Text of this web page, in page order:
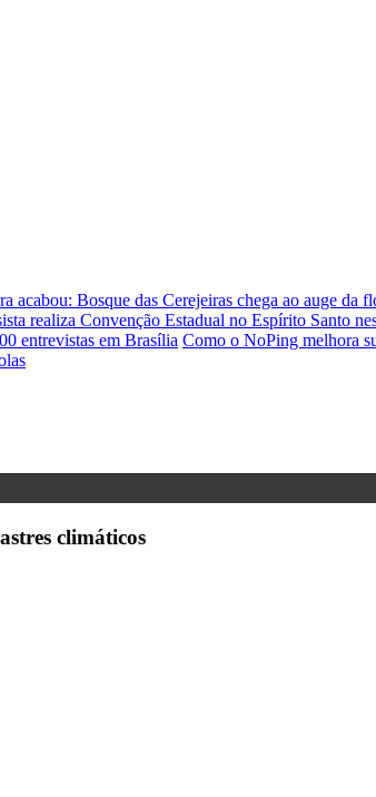
acabou: Bosque das Cerejeiras chega ao auge da
realiza Convenção Estadual no Espírito Santo
entrevistas em Brasília Como o NoPing melhora
climáticos